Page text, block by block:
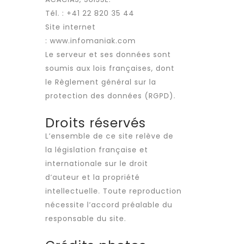
Tél. : +41 22 820 35 44
Site internet
: www.infomaniak.com
Le serveur et ses données sont
soumis aux lois françaises, dont
le Règlement général sur la
protection des données (RGPD).
Droits réservés
L’ensemble de ce site relève de
la législation française et
internationale sur le droit
d’auteur et la propriété
intellectuelle. Toute reproduction
nécessite l’accord préalable du
responsable du site.